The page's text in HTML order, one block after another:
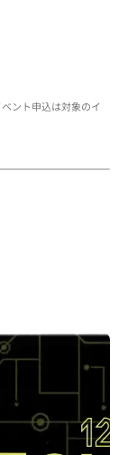
ント申込は対象のイ